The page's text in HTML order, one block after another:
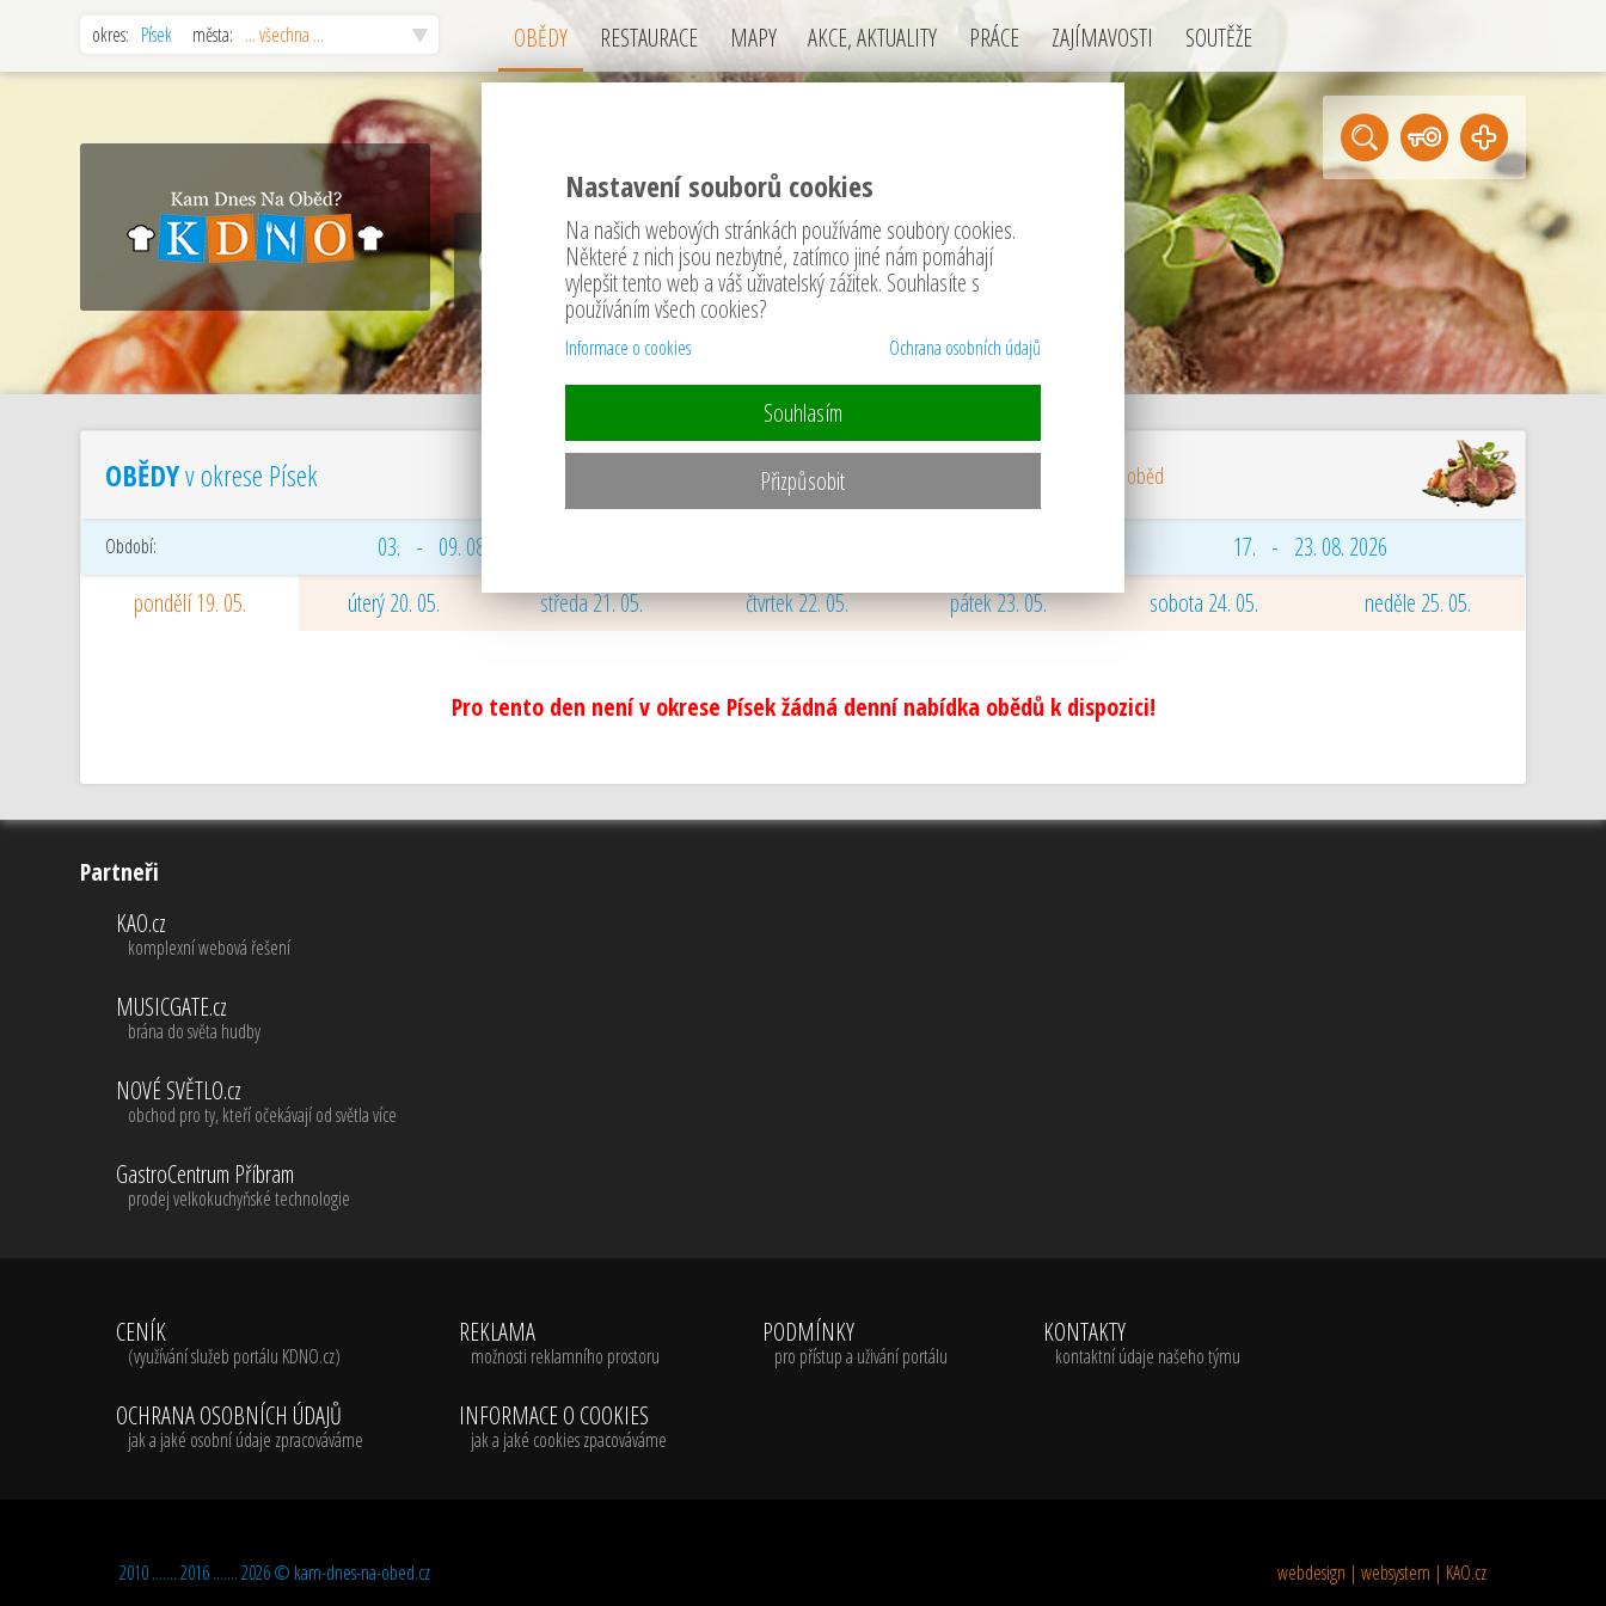
okres: Písek města: ... všechna ... OBĚDY RESTAURACE MAPY AKCE, AKTUALITY PRÁCE ZAJÍMAVOSTI SOUTĚŽE
OBĚDY v okrese Písek
OBĚDYv okrese Písek denní menu ....... kam na oběd
Období: 03. - 09. 08. 2026
17. - 23. 08. 2026
pondělí 19. 05.
úterý 20. 05. středa 21. 05. čtvrtek 22. 05. pátek 23. 05. sobota 24. 05. neděle 25. 05.
Pro tento den není v okrese Písek žádná denní nabídka obědů k dispozici!
Partneři
KAO.cz
komplexní webová řešení
MUSICGATE.cz
brána do světa hudby
NOVÉ SVĚTLO.cz
obchod pro ty, kteří očekávají od světla více
GastroCentrum Příbram
prodej velkokuchyňské technologie
CENÍK
(využívání služeb portálu KDNO.cz)
OCHRANA OSOBNÍCH ÚDAJŮ
jak a jaké osobní údaje zpracováváme
REKLAMA
možnosti reklamního prostoru
INFORMACE O COOKIES
jak a jaké cookies zpacováváme
PODMÍNKY
pro přístup a uživání portálu
KONTAKTY
kontaktní údaje našeho týmu
Nastavení souborů cookies
Na našich webových stránkách používáme soubory cookies.
Některé z nich jsou nezbytné, zatímco jiné nám pomáhají
vylepšit tento web a váš uživatelský zážitek. Souhlasíte s
používáním všech cookies?
Informace o cookies Ochrana osobních údajů
Souhlasím
Přizpůsobit
2010 ....... 2016 ....... 2026 © kam-dnes-na-obed.cz webdesign | websystem | KAO.cz